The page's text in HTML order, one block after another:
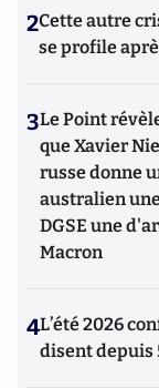
2Cette autre
se profile
3Le Point
que Xavier
russe donne
australien
DGSE une
Macron
4L’été 2026
disent depuis